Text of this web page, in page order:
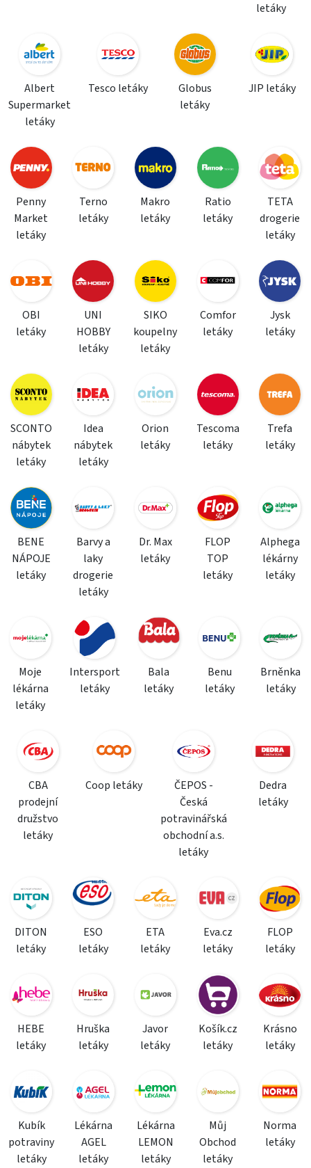
letáky
Albert
Supermarket
letáky
Tesco letáky
Globus
letáky
JIP letáky
Penny
Market
letáky
Terno
letáky
Makro
letáky
Ratio
letáky
TETA
drogerie
letáky
OBI
letáky
UNI
HOBBY
letáky
SIKO
koupelny
letáky
Comfor
letáky
Jysk
letáky
SCONTO
nábytek
letáky
Idea
nábytek
letáky
Orion
letáky
Tescoma
letáky
Trefa
letáky
BENE
NÁPOJE
letáky
Barvy a
laky
drogerie
letáky
Dr. Max
letáky
FLOP
TOP
letáky
Alphega
lékárny
letáky
Moje
lékárna
letáky
Intersport
letáky
Bala
letáky
Benu
letáky
Brněnka
letáky
CBA
prodejní
družstvo
letáky
Coop letáky
ČEPOS -
Česká
potravinářská
obchodní a.s.
letáky
Dedra
letáky
DITON
letáky
ESO
letáky
ETA
letáky
Eva.cz
letáky
FLOP
letáky
HEBE
letáky
Hruška
letáky
Javor
letáky
Košík.cz
letáky
Krásno
letáky
Kubík
potraviny
letáky
Lékárna
AGEL
letáky
Lékárna
LEMON
letáky
Můj
Obchod
letáky
Norma
letáky